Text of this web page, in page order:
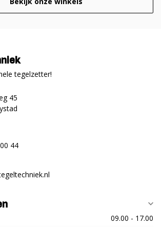
tegelzetter!
45
44
09.00 - 17.00